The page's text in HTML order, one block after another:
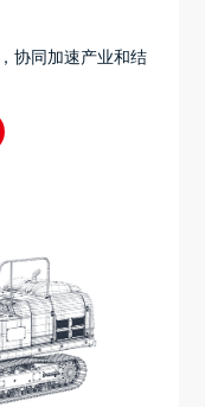
协同加速产业和结